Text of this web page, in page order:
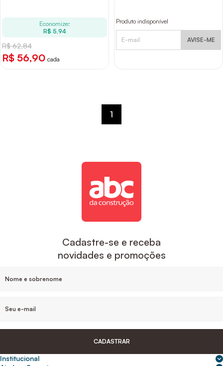
Economize:
R$ 5,94
R$ 62,84
R$ 56,90 cada
Produto indisponível
AVISE-ME
1
Cadastre-se e receba
novidades e promoções
CADASTRAR
Institucional